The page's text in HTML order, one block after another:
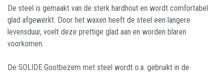
De steel is gemaakt van de sterk hardhout en wordt comfortabel
glad afgewerkt. Door het waxen heeft de steel een langere
levensduur, voelt deze prettige glad aan en worden blaren
voorkomen.
De SOLIDE Gootbezem met steel wordt o.a. gebruikt in de